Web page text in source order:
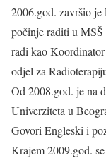
2006.god. završio
počinje raditi u
radi kao
odjel za
Od 2008.god. je na
Univerziteta u
Govori Engleski i
Krajem 2009.god.